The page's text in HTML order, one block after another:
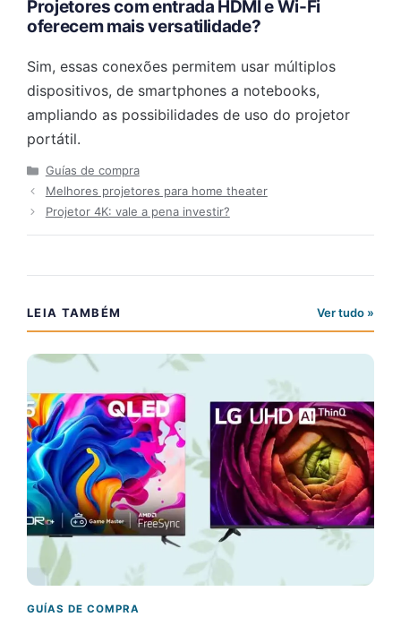
Projetores com entrada HDMI e Wi-Fi
oferecem mais versatilidade?
Sim, essas conexões permitem usar múltiplos
dispositivos, de smartphones a notebooks,
ampliando as possibilidades de uso do projetor
portátil.
Categorias
Guías de compra
Melhores projetores para home theater
Projetor 4K: vale a pena investir?
LEIA TAMBÉM Ver tudo »
GUÍAS DE COMPRA